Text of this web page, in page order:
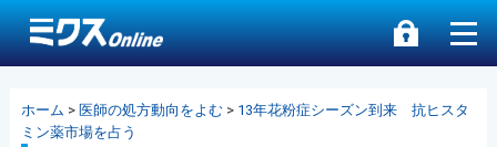
ホーム > 医師の処方動向をよむ> 13年花粉症シーズン到来 抗ヒスタ
ミン薬市場を占う